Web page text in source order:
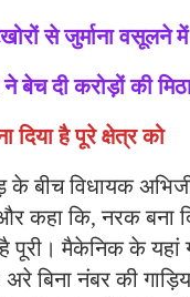
से जुर्माना
ने बेच दी करोड़ों की
दिया है पूरे क्षेत्र को
के बीच विधायक
कहा कि, नरक बना
पूरी। मैकेनिक के यहां
बिना नंबर की